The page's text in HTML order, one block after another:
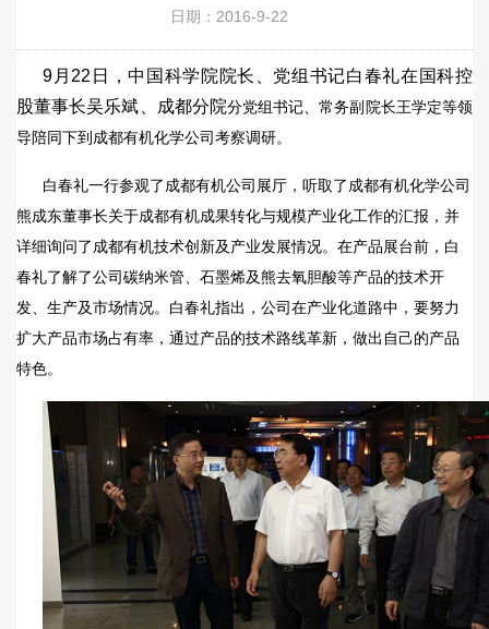
日期：2016-9-22
9月22日，中国科学院院长、党组书记白春礼在国科控
股董事长吴乐斌、成都分院分党组书记、常务副院长王学定等领
导 陪同下到成都有机化学公司 考察调研。
白春礼一行参观了成都有机公司展厅，听取了成都有机化学公司
熊成东董事长关于成都有机成果转化与规模产业化工作的汇报，并
详细询问了成都有机技术创新及产业发展情况。在产品展台前， 白
春礼了解了公司碳纳米管、石墨烯及熊去氧胆酸等产品的技术开
发、生产及市场情况。白春礼指出，公司在产业化道路中， 要努力
扩大产品市场占有率，通过产品的技术路线革新，做出自己的产品
特色。